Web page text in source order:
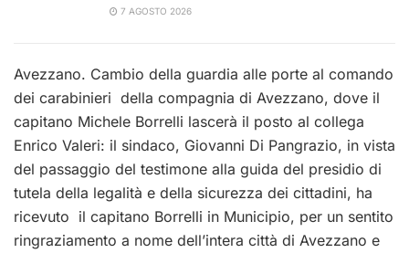
7 AGOSTO 2026
Avezzano. Cambio della guardia alle porte al comando
dei carabinieri della compagnia di Avezzano, dove il
capitano Michele Borrelli lascerà il posto al collega
Enrico Valeri: il sindaco, Giovanni Di Pangrazio, in vista
del passaggio del testimone alla guida del presidio di
tutela della legalità e della sicurezza dei cittadini, ha
ricevuto il capitano Borrelli in Municipio, per un sentito
ringraziamento a nome dell’intera città di Avezzano e